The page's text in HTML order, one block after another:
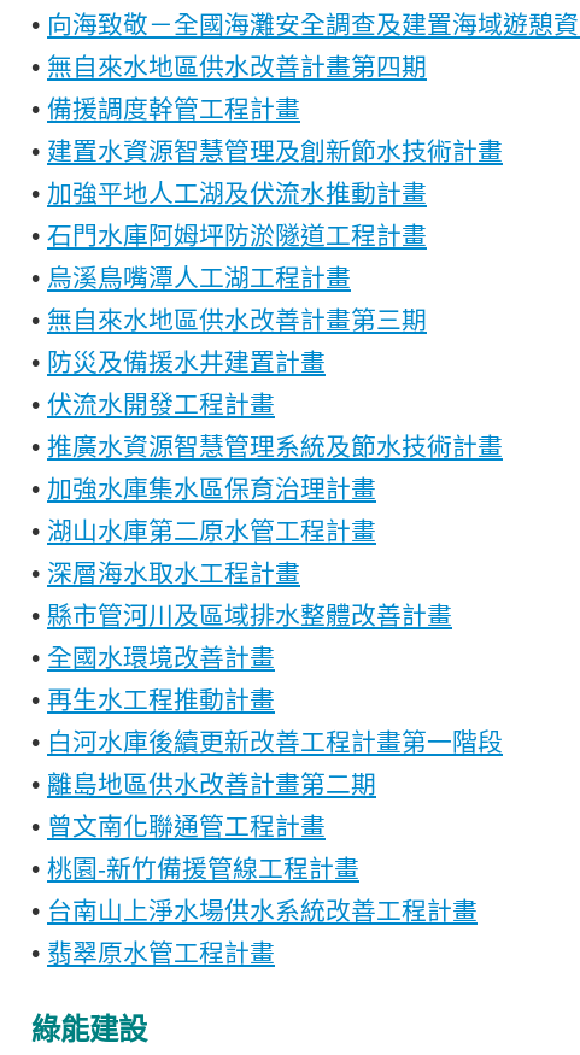
• 向海致敬－全國海灘安全調查及建置海域遊憩
• 無自來水地區供水改善計畫第四期
• 備援調度幹管工程計畫
• 建置水資源智慧管理及創新節水技術計畫
• 加強平地人工湖及伏流水推動計畫
• 石門水庫阿姆坪防淤隧道工程計畫
• 烏溪鳥嘴潭人工湖工程計畫
• 無自來水地區供水改善計畫第三期
• 防災及備援水井建置計畫
• 伏流水開發工程計畫
• 推廣水資源智慧管理系統及節水技術計畫
• 加強水庫集水區保育治理計畫
• 湖山水庫第二原水管工程計畫
• 深層海水取水工程計畫
• 縣市管河川及區域排水整體改善計畫
• 全國水環境改善計畫
• 再生水工程推動計畫
• 白河水庫後續更新改善工程計畫第一階段
• 離島地區供水改善計畫第二期
• 曾文南化聯通管工程計畫
• 桃園-新竹備援管線工程計畫
• 台南山上淨水場供水系統改善工程計畫
• 翡翠原水管工程計畫
綠能建設